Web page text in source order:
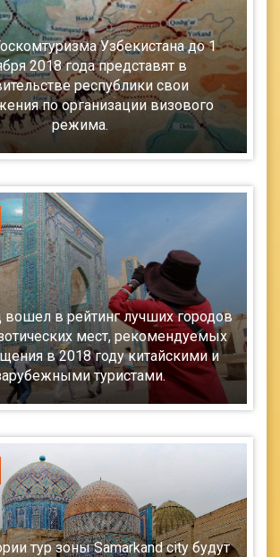
Узбекистана до 1
2018 года представят в
республики свои
по организации визового
режима.
в рейтинг лучших городов
мест, рекомендуемых
в 2018 году китайскими и
туристами.
тур зоны Samarkand city будут